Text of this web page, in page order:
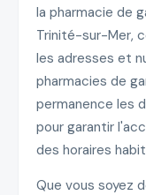
la pharmacie de
Trinité-sur-Mer,
les adresses et
pharmacies de
permanence les
pour garantir
des horaires
Que vous soyez